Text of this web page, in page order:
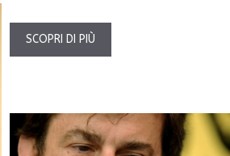
SCOPRI DI PIÙ